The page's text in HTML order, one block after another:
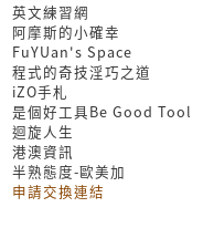
英文練習網
阿摩斯的小確幸
FuYUan's Space
程式的奇技淫巧之道
iZO手札
是個好工具Be Good Tool
迴旋人生
港澳資訊
半熟態度-歐美加
申請交換連結